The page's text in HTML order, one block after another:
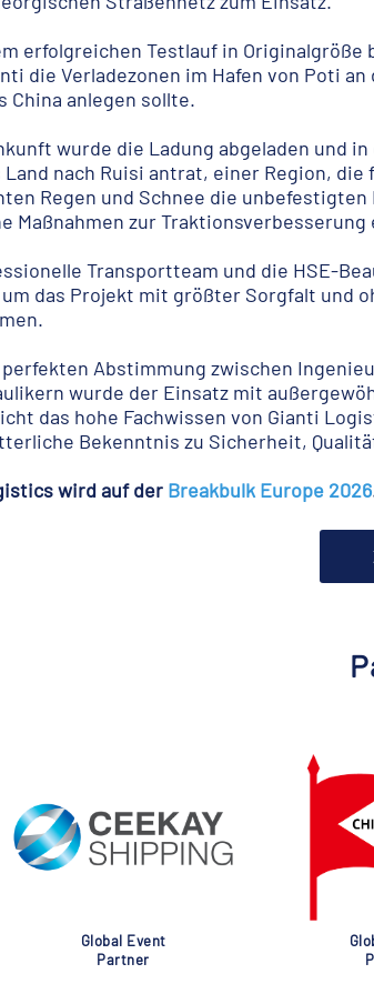
erfolgreichen Testlauf in
die Verladezonen im Hafen von Poti
China anlegen sollte.
wurde die Ladung abgeladen und
Land nach Ruisi antrat, einer Region,
Regen und Schnee die
Maßnahmen zur
Transportteam und die HSE-
das Projekt mit größter Sorgfalt und
perfekten Abstimmung zwischen
wurde der Einsatz mit
das hohe Fachwissen von Gianti
Bekenntnis zu Sicherheit,
wird auf der Breakbulk Europe 2026
Global Event
Partner